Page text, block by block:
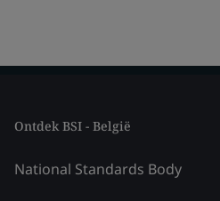
Ontdek BSI - België
National Standards Body